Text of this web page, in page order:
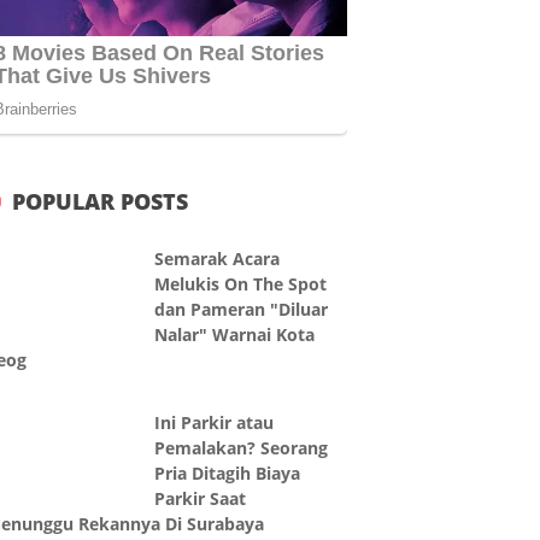
Melukis On The Spot
dan Pameran "Diluar
Nalar" Warnai Kota
Pemalakan? Seorang
Pria Ditagih Biaya
Parkir Saat
Rekannya Di Surabaya